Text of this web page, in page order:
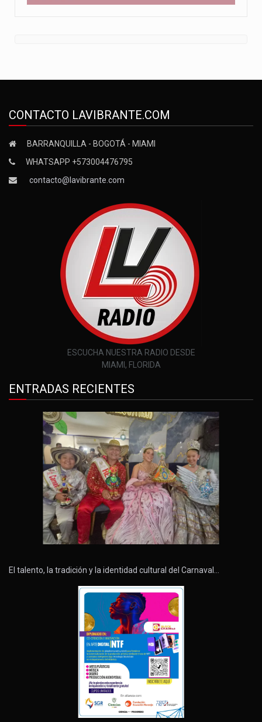
CONTACTO LAVIBRANTE.COM
BARRANQUILLA - BOGOTÁ - MIAMI
WHATSAPP +573004476795
contacto@lavibrante.com
ESCUCHA NUESTRA RADIO DESDE
MIAMI, FLORIDA
ENTRADAS RECIENTES
El talento, la tradición y la identidad cultural del Carnaval…